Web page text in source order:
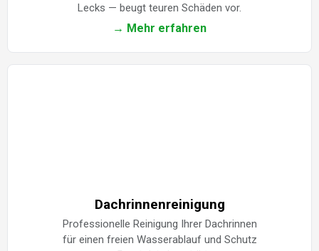
Lecks — beugt teuren Schäden vor.
→ Mehr erfahren
Dachrinnenreinigung
Professionelle Reinigung Ihrer Dachrinnen
für einen freien Wasserablauf und Schutz